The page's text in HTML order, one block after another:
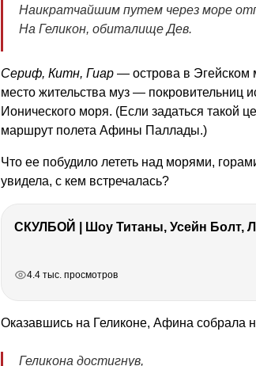
Наикратчайшим путем через море
На Геликон, обиталище Дев.
Сериф, Китн, Гиар — острова в Эгейском
место жительства муз — покровительниц
Ионического моря. (Если задаться такой
маршрут полета Афины Паллады.)
Что ее побудило лететь над морями,
увидела, с кем встречалась?
СКУЛБОЙ | Шоу Титаны, Усейн Болт,
4.4 тыс. просмотров
Оказавшись на Геликоне, Афина собрала
Геликона достигнув,